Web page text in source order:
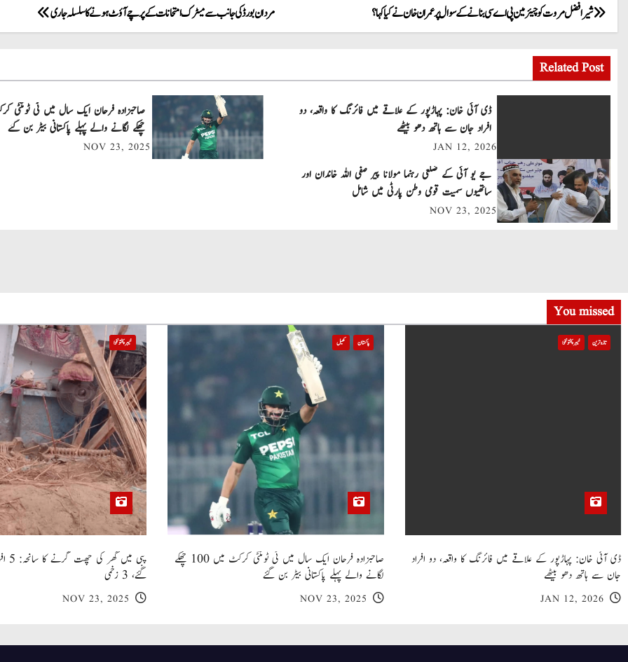
P
o
s
a
v
i
t
i
مردان بورڈ کی جانب سے میٹرک امتحانات کے پرچے آؤٹ ہونے کا سلسلہ جاری شیر افضل مروت کو چیئرمین پی اے سی بنانے کے سوال پر عمران خان نے کیا کہا؟
Related Post
ڈی آئی خان: پہاڑپور کے علاقے میں فائرنگ کا واقعہ، دو
افراد جان سے ہاتھ دھو بیٹھے
JAN 12, 2026
چھکے لگانے والے پہلے پاکستانی بیٹر بن گئے
NOV 23, 2025
جے یو آئی کے ضلعی رہنما مولانا پیر صفی اللہ خاندان اور
ساتھیوں سمیت قومی وطن پارٹی میں شامل
NOV 23, 2025
You missed
تازہ ترین خیبر پختونخوا
ڈی آئی خان: پہاڑپور کے علاقے میں فائرنگ کا واقعہ، دو افراد
جان سے ہاتھ دھو بیٹھے
JAN 12, 2026
پاکستان کھیل
صاحبزادہ فرحان ایک سال میں ٹی ٹوئنٹی کرکٹ میں 100 چھکے
لگانے والے پہلے پاکستانی بیٹر بن گئے
NOV 23, 2025
خیبر پختونخوا
گئے، 3 زخمی
NOV 23, 2025